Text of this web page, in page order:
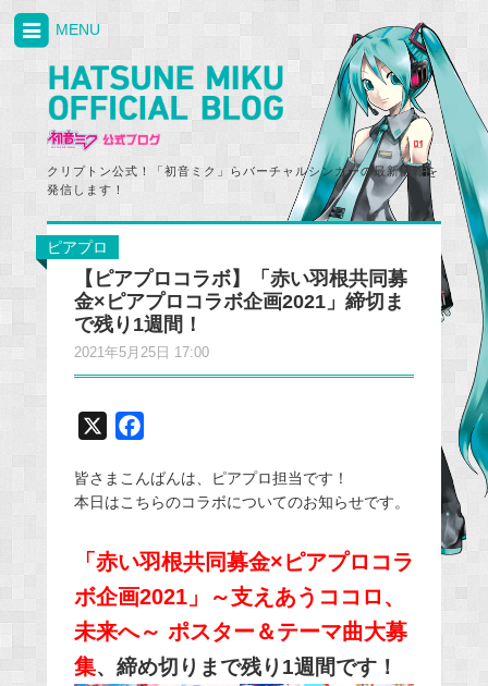
クリプトン公式！「初音ミク」らバーチャルシンガーの最新情報を
発信します！
MENU
ピアプロ
【ピアプロコラボ】「赤い羽根共同募
金×ピアプロコラボ企画2021」締切ま
で残り1週間！
2021年5月25日 17:00
c
e
o
o
皆さまこんばんは、ピアプロ担当です！
本日はこちらのコラボについてのお知らせです。
「赤い羽根共同募金×ピアプロコラ
ボ企画2021」～支えあうココロ、
未来へ～ ポスター＆テーマ曲大募
集、締め切りまで残り1週間です！